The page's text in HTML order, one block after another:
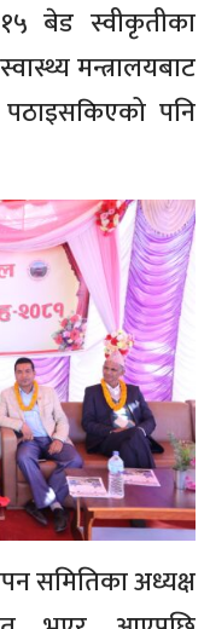
बेड स्वीकृतीका
मन्त्रालयबाट
पनि
समितिका अध्यक्ष